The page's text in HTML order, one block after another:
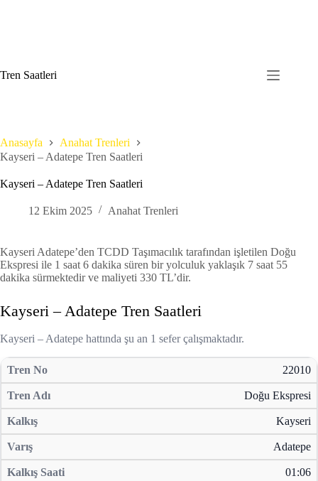
to
content
Tren Saatleri
Anasayfa
Anahat Trenleri
Kayseri – Adatepe Tren Saatleri
Kayseri – Adatepe Tren Saatleri
12 Ekim 2025 Anahat Trenleri
Kayseri Adatepe’den TCDD Taşımacılık tarafından işletilen Doğu
Ekspresi ile 1 saat 6 dakika süren bir yolculuk yaklaşık 7 saat 55
dakika sürmektedir ve maliyeti 330 TL’dir.
Kayseri – Adatepe Tren Saatleri
Kayseri – Adatepe hattında şu an 1 sefer çalışmaktadır.
22010
Doğu Ekspresi
Kayseri
Adatepe
01:06